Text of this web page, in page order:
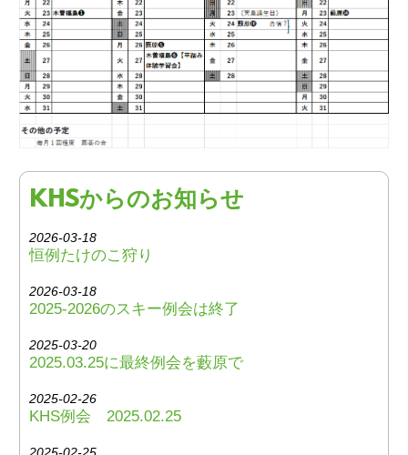
KHSからのお知らせ
2026-03-18
恒例たけのこ狩り
2026-03-18
2025-2026のスキー例会は終了
2025-03-20
2025.03.25に最終例会を藪原で
2025-02-26
KHS例会 2025.02.25
2025-02-25